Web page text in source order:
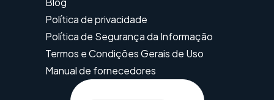
Política de privacidade
Política de Segurança da Informação
Termos e Condições Gerais de Uso
Manual de fornecedores